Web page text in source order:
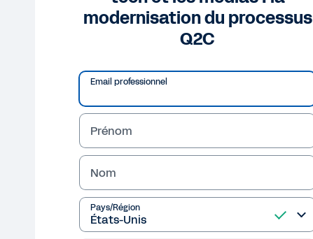
modernisation du processus
Q2C
Email professionnel
Prénom
Nom
Pays/Région